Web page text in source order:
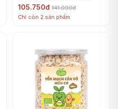
Lightly Salted Roasted
Cashew (200g) - C'LAVIE
105.750đ 141.000đ
Chỉ còn 2 sản phẩm